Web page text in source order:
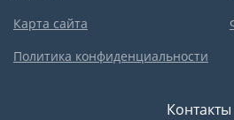
Карта сайта
Политика конфиденциальности
Контакты